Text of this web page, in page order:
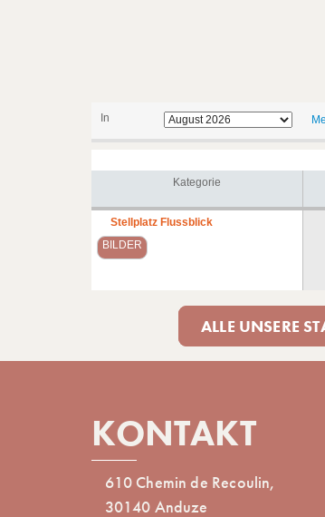
In
Kategorie
Stellplatz Flussblick
BILDER
ALLE UNSERE
KONTAKT
610 Chemin de Recoulin,
30140 Anduze